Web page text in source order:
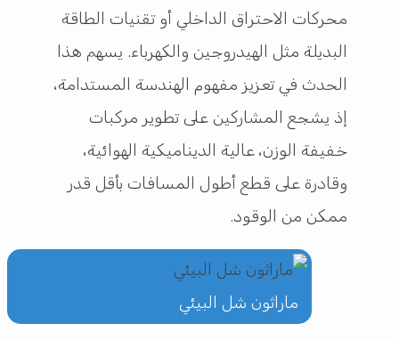
محركات الاحتراق الداخلي أو تقنيات الطاقة
البديلة مثل الهيدروجين والكهرباء. يسهم هذا
الحدث في تعزيز مفهوم الهندسة المستدامة،
إذ يشجع المشاركين على تطوير مركبات
خفيفة الوزن، عالية الديناميكية الهوائية،
وقادرة على قطع أطول المسافات بأقل قدر
ممكن من الوقود.
ماراثون شل البيئي